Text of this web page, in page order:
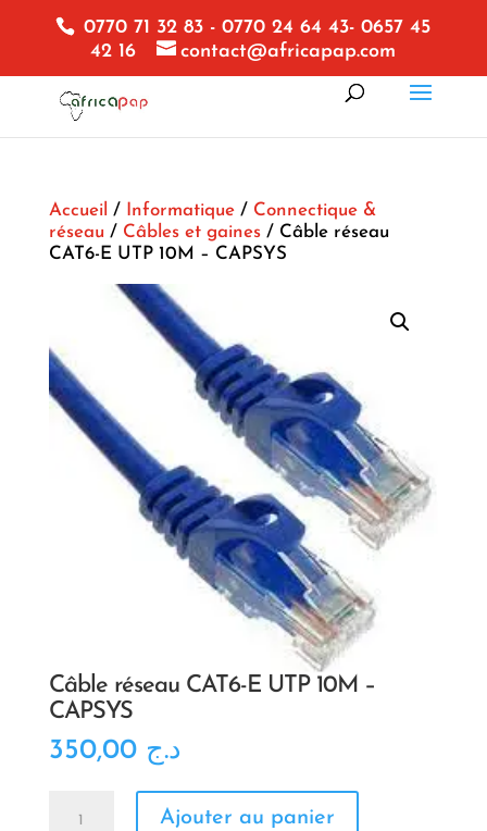
0770 71 32 83 - 0770 24 64 43- 0657 45
42 16
contact@africapap.com
Accueil / Informatique/ Connectique &
réseau / Câbles et gaines/ Câble réseau
CAT6-E UTP 10M – CAPSYS
Câble réseau CAT6-E UTP 10M –
CAPSYS
د.ج 350,00
Ajouter au panier